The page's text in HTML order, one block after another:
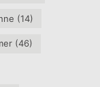
(14)
(46)